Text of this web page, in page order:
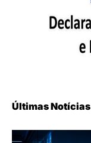
Últimas Notícias